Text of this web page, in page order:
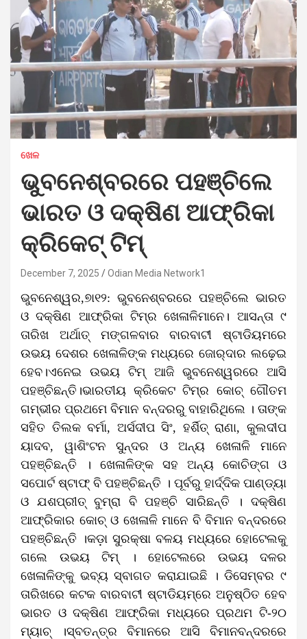
ଖେଳ
ଭୁବନେଶ୍ବରରେ ପହଞ୍ଚିଲେ
ଭାରତ ଓ ଦକ୍ଷିଣ ଆଫ୍ରିକା
କ୍ରିକେଟ୍ ଟିମ୍
December 7, 2025 Odian Media Network1
ଭୁବନେଶ୍ୱର,୭ା୧୨: ଭୁବନେଶ୍ବରରେ ପହଞ୍ଚିଲେ ଭାରତ
ଓ ଦକ୍ଷିଣ ଆଫ୍ରିକା ଟିମ୍‌ର ଖେଳାଳିମାନେ। ଆସନ୍ତା ୯
ତାରିଖ ଅର୍ଥାତ୍‌ ମଙ୍ଗଳବାର ବାରବାଟୀ ଷ୍ଟାଡିୟମରେ
ଉଭୟ ଦେଶର ଖେଳାଳିଙ୍କ ମଧ୍ୟରେ ଜୋର୍‌ଦାର ଲଢ଼େଇ
ହେବ।ଏନେଇ ଉଭୟ ଟିମ୍‌ ଆଜି ଭୁବନେଶ୍ୱରରେ ଆସି
ପହଞ୍ଚିଛନ୍ତି।ଭାରତୀୟ କ୍ରିକେଟ ଟିମ୍‌ର କୋଚ୍ ଗୌତମ
ଗମ୍ଭୀର ପ୍ରଥମେ ବିମାନ ବନ୍ଦରରୁ ବାହାରିଥିଲେ । ତାଙ୍କ
ସହିତ ତିଲକ ବର୍ମା, ଅର୍ସଦୀପ ସିଂ, ହର୍ଶିତ୍ ରାଣା, କୁଲଦୀପ
ୟାଦବ, ୱାଶିଂଟନ ସୁନ୍ଦର ଓ ଅନ୍ୟ ଖେଳାଳି ମାନେ
ପହଞ୍ଚିଛନ୍ତି । ଖେଳାଳିଙ୍କ ସହ ଅନ୍ୟ କୋଚିଙ୍ଗ ଓ
ସପୋର୍ଟ ଷ୍ଟାଫ୍ ବି ପହଞ୍ଚିଛନ୍ତି । ପୂର୍ବରୁ ହାର୍ଦ୍ଦିକ ପାଣ୍ଡ୍ୟା
ଓ ଯଶପ୍ରୀତ୍ ବୁମ୍‌ରା ବି ପହଞ୍ଚି ସାରିଛନ୍ତି । ଦକ୍ଷିଣ
ଆଫ୍ରିକାର କୋଚ୍ ଓ ଖେଳାଳି ମାନେ ବି ବିମାନ ବନ୍ଦରରେ
ପହଞ୍ଚିଛନ୍ତି ।କଡ଼ା ସୁରକ୍ଷା ବଳୟ ମଧ୍ୟରେ ହୋଟେଲକୁ
ଗଲେ ଉଭୟ ଟିମ୍ । ହୋଟେଲରେ ଉଭୟ ଦଳର
ଖେଳାଳିଙ୍କୁ ଭବ୍ୟ ସ୍ବାଗତ କରାଯାଇଛି । ଡିସେମ୍ବର ୯
ତାରିଖରେ କଟକ ବାରବାଟୀ ଷ୍ଟାଡିୟମ୍‌ରେ ଅନୁଷ୍ଠିତ ହେବ
ଭାରତ ଓ ଦକ୍ଷିଣ ଆଫ୍ରିକା ମଧ୍ୟରେ ପ୍ରଥମ ଟି-୨୦
ମ୍ୟାଚ୍ ।ସ୍ବତନ୍ତ୍ର ବିମାନରେ ଆସି ବିମାନବନ୍ଦରରେ